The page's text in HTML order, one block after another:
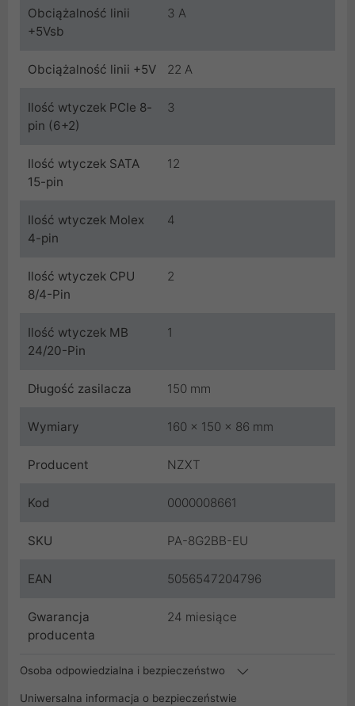
Obciążalność linii
+5Vsb
3 A
Obciążalność linii +5V 22 A
Ilość wtyczek PCIe 8-
pin (6+2)
3
Ilość wtyczek SATA
15-pin
12
Ilość wtyczek Molex
4-pin
4
Ilość wtyczek CPU
8/4-Pin
2
Ilość wtyczek MB
24/20-Pin
1
Długość zasilacza 150 mm
Wymiary 160 x 150 x 86 mm
Producent NZXT
Kod 0000008661
SKU PA-8G2BB-EU
EAN 5056547204796
Gwarancja
producenta
24 miesiące
Osoba odpowiedzialna i bezpieczeństwo
Uniwersalna informacja o bezpieczeństwie